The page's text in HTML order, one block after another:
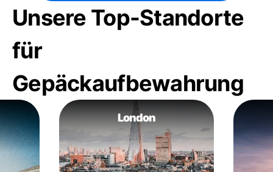
Unsere Top-Standorte
für
Gepäckaufbewahrung
London